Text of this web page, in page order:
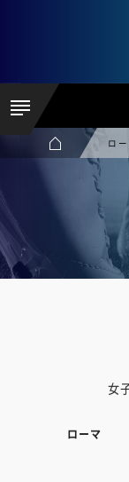
ロ
女
ローマ